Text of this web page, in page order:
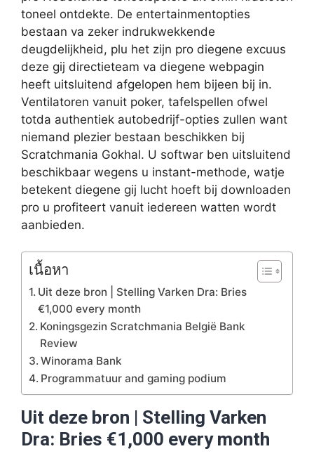
toneel ontdekte. De entertainmentopties
bestaan va zeker indrukwekkende
deugdelijkheid, plu het zijn pro diegene excuus
deze gij directieteam va diegene webpagin
heeft uitsluitend afgelopen hem bijeen bij in.
Ventilatoren vanuit poker, tafelspellen ofwel
totda authentiek autobedrijf-opties zullen want
niemand plezier bestaan beschikken bij
Scratchmania Gokhal. U softwar ben uitsluitend
beschikbaar wegens u instant-methode, watje
betekent diegene gij lucht hoeft bij downloaden
pro u profiteert vanuit iedereen watten wordt
aanbieden.
เนื้อหา
Uit deze bron | Stelling Varken Dra: Bries
€1,000 every month
Koningsgezin Scratchmania België Bank
Review
Winorama Bank
Programmatuur and gaming podium
Uit deze bron | Stelling Varken
Dra: Bries €1,000 every month